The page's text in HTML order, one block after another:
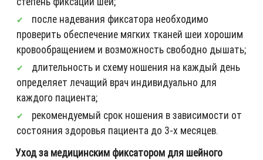
после надевания фиксатора необходимо
проверить обеспечение мягких тканей шеи хорошим
кровообращением и возможность свободно дышать;
длительность и схему ношения на каждый день
определяет лечащий врач индивидуально для
каждого пациента;
рекомендуемый срок ношения в зависимости от
состояния здоровья пациента до 3-х месяцев.
Уход за медицинским фиксатором для шейного